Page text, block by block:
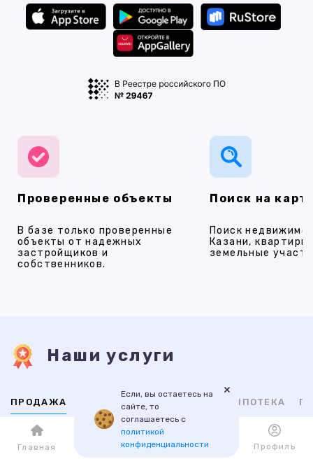
Проверенные объекты
В базе только проверенные
объекты от надежных
застройщиков и
собственников.
Поиск на
Поиск
Казани,
земельные
Наши услуги
ПРОДАЖА ИПОТЕКА
ВТОРИЧНАЯ НОВОСТРОЙКИ
Если, вы остаетесь на
сайте, то
соглашаетесь с
политикой
конфиденциальности
×
Главная Каталог Избранное Профиль